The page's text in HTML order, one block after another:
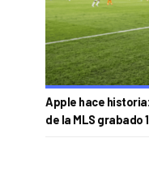
Apple hace
de la MLS grabado